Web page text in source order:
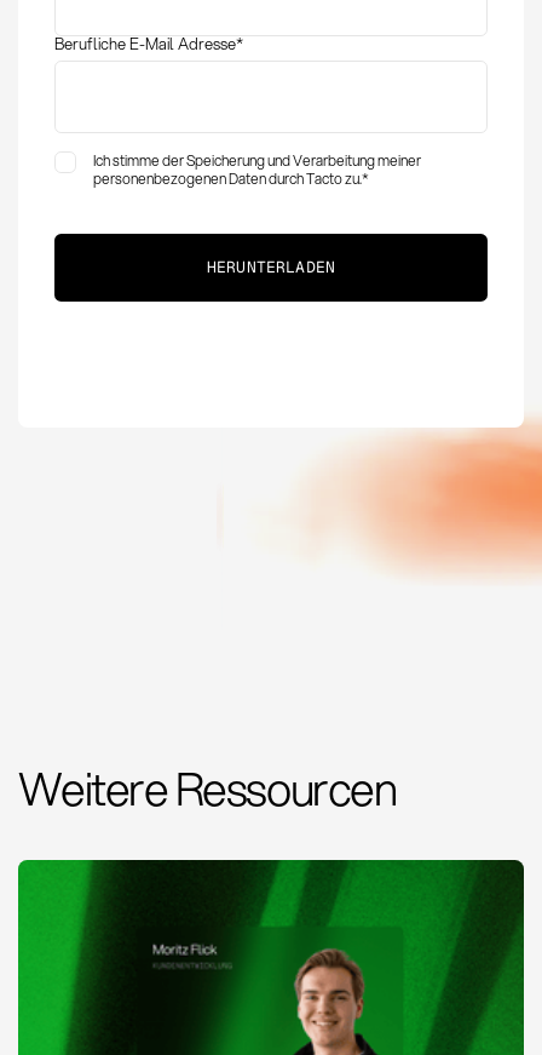
Berufliche E-Mail Adresse*
Ich stimme der Speicherung und Verarbeitung meiner
personenbezogenen Daten durch Tacto zu.*
Weitere Ressourcen